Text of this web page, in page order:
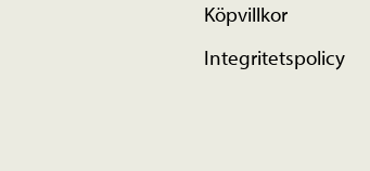
Köpvillkor
Integritetspolicy